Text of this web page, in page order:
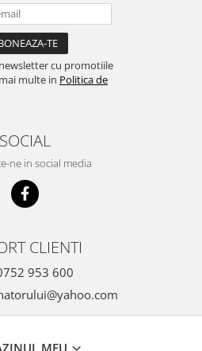
cu promotiile
multe in Politica de
SOCIAL
ne in social media
CLIENTI
953 600